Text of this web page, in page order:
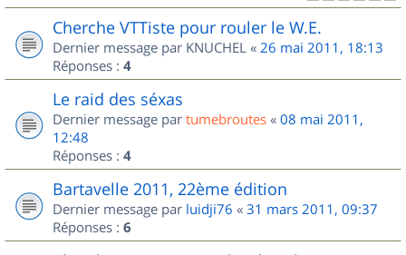
Cherche VTTiste pour rouler le W.E.
Dernier message par KNUCHEL « 26 mai 2011, 18:13
Réponses : 4
Le raid des séxas
Dernier message par tumebroutes « 08 mai 2011,
12:48
Réponses : 4
Bartavelle 2011, 22ème édition
Dernier message par luidji76 « 31 mars 2011, 09:37
Réponses : 6